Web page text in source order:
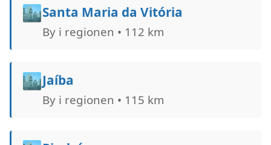
🏙️Santa Maria da Vitória
By i regionen • 112 km
🏙️Jaíba
By i regionen • 115 km